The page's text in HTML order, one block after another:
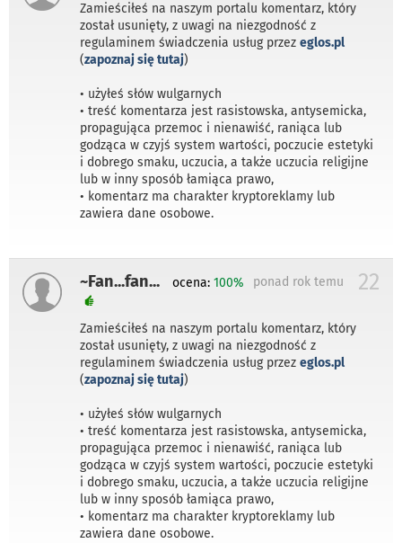
Zamieściłeś na naszym portalu komentarz, który
został usunięty, z uwagi na niezgodność z
regulaminem świadczenia usług przez eglos.pl
(zapoznaj się tutaj)
• użyłeś słów wulgarnych
• treść komentarza jest rasistowska, antysemicka,
propagująca przemoc i nienawiść, raniąca lub
godząca w czyjś system wartości, poczucie estetyki
i dobrego smaku, uczucia, a także uczucia religijne
lub w inny sposób łamiąca prawo,
• komentarz ma charakter kryptoreklamy lub
zawiera dane osobowe.
~Fan...fan... 22
ponad rok temu
ocena: 100%
Zamieściłeś na naszym portalu komentarz, który
został usunięty, z uwagi na niezgodność z
regulaminem świadczenia usług przez eglos.pl
(zapoznaj się tutaj)
• użyłeś słów wulgarnych
• treść komentarza jest rasistowska, antysemicka,
propagująca przemoc i nienawiść, raniąca lub
godząca w czyjś system wartości, poczucie estetyki
i dobrego smaku, uczucia, a także uczucia religijne
lub w inny sposób łamiąca prawo,
• komentarz ma charakter kryptoreklamy lub
zawiera dane osobowe.